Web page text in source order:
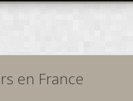
en France